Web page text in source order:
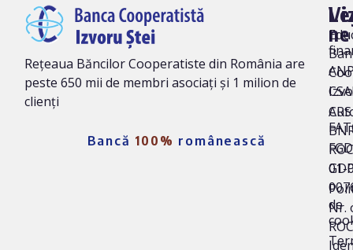
Rețeaua Băncilor Cooperatiste din România are
peste 650 mii de membri asociați și 1 milion de
clienți
Bancă 100% românească
ne
01-
Nr.
de